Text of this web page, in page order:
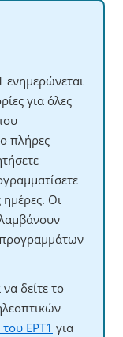
ενημερώνεται
για όλες
πλήρες
ημέρες. Οι
προγραμμάτων
να δείτε το
ΕΡΤ1 για